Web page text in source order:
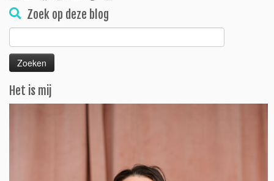
Zoek op deze blog
Zoeken
naar:
Het is mij